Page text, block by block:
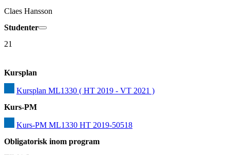
Claes Hansson
Studenter
21
Kursplan
Kursplan ML1330 ( HT 2019 - VT 2021 )
Kurs-PM
Kurs-PM ML1330 HT 2019-50518
Obligatorisk inom program